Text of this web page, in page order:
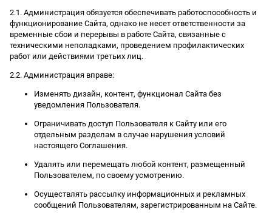
2.1. Администрация обязуется обеспечивать работоспособность и
функционирование Сайта, однако не несет ответственности за
временные сбои и перерывы в работе Сайта, связанные с
техническими неполадками, проведением профилактических
работ или действиями третьих лиц.
2.2. Администрация вправе:
Изменять дизайн, контент, функционал Сайта без
уведомления Пользователя.
Ограничивать доступ Пользователя к Сайту или его
отдельным разделам в случае нарушения условий
настоящего Соглашения.
Удалять или перемещать любой контент, размещенный
Пользователем, по своему усмотрению.
Осуществлять рассылку информационных и рекламных
сообщений Пользователям, зарегистрированным на Сайте.